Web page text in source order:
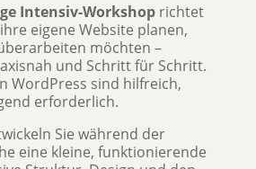
Intensiv-Workshoprichtet
eigene Website planen,
möchten –
und Schritt für Schritt.
WordPress sind hilfreich,
erforderlich.
Sie während der
eine kleine, funktionierende